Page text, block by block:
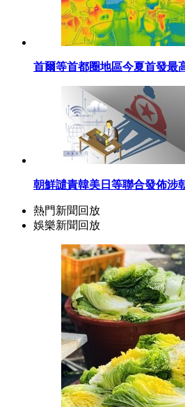
首爾等首都圈地區今夏首發最
朝鮮譴責韓美日等聯合發佈涉
熱門新聞回放
娛樂新聞回放